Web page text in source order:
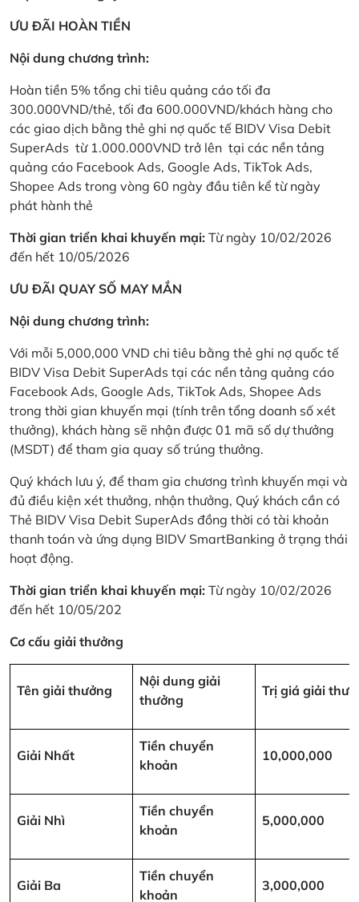
ƯU ĐÃI HOÀN TIỀN
Nội dung chương trình:
Hoàn tiền 5% tổng chi tiêu quảng cáo tối đa
300.000VND/thẻ, tối đa 600.000VND/khách hàng cho
các giao dịch bằng thẻ ghi nợ quốc tế BIDV Visa Debit
SuperAds từ 1.000.000VND trở lên tại các nền tảng
quảng cáo Facebook Ads, Google Ads, TikTok Ads,
Shopee Ads trong vòng 60 ngày đầu tiên kể từ ngày
phát hành thẻ
Thời gian triển khai khuyến mại: Từ ngày 10/02/2026
đến hết 10/05/2026
ƯU ĐÃI QUAY SỐ MAY MẮN
Nội dung chương trình:
Với mỗi 5,000,000 VND chi tiêu bằng thẻ ghi nợ quốc tế
BIDV Visa Debit SuperAds tại các nền tảng quảng cáo
Facebook Ads, Google Ads, TikTok Ads, Shopee Ads
trong thời gian khuyến mại (tính trên tổng doanh số xét
thưởng), khách hàng sẽ nhận được 01 mã số dự thưởng
(MSDT) để tham gia quay số trúng thưởng.
Quý khách lưu ý, để tham gia chương trình khuyến mại và
đủ điều kiện xét thưởng, nhận thưởng, Quý khách cần có
Thẻ BIDV Visa Debit SuperAds đồng thời có tài khoản
thanh toán và ứng dụng BIDV SmartBanking ở trạng thái
hoạt động.
Thời gian triển khai khuyến mại: Từ ngày 10/02/2026
đến hết 10/05/202
Cơ cấu giải thưởng
Tên giải thưởng
Nội dung giải
thưởng
Trị giá giải
Giải Nhất
Tiền chuyển
khoản
10,000,000
Giải Nhì
Tiền chuyển
khoản
5,000,000
Giải Ba
Tiền chuyển
khoản
3,000,000